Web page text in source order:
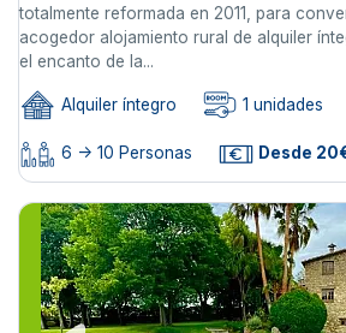
totalmente reformada en 2011, para
acogedor alojamiento rural de alquiler
el encanto de la...
Alquiler íntegro 1 unidades
6 -> 10 Personas Desde